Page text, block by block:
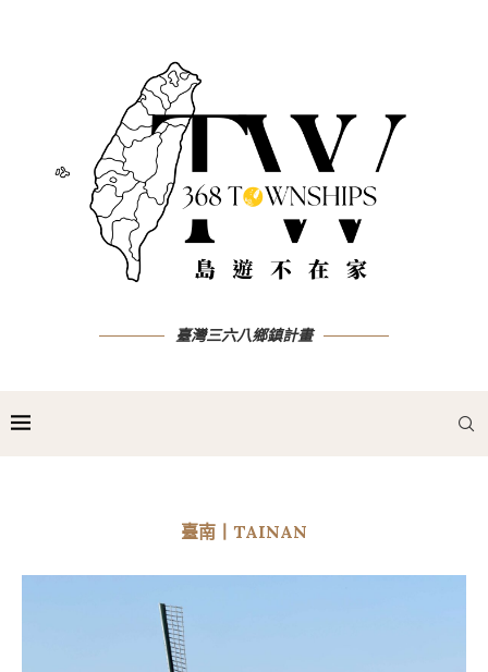
臺灣三六八鄉鎮計畫
臺南丨TAINAN